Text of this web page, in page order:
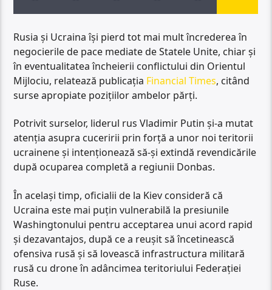
Rusia și Ucraina își pierd tot mai mult încrederea în
negocierile de pace mediate de Statele Unite, chiar și
în eventualitatea încheierii conflictului din Orientul
Mijlociu, relatează publicația Financial Times, citând
surse apropiate pozițiilor ambelor părți.
Potrivit surselor, liderul rus Vladimir Putin și-a mutat
atenția asupra cuceririi prin forță a unor noi teritorii
ucrainene și intenționează să-și extindă revendicările
după ocuparea completă a regiunii Donbas.
În același timp, oficialii de la Kiev consideră că
Ucraina este mai puțin vulnerabilă la presiunile
Washingtonului pentru acceptarea unui acord rapid
și dezavantajos, după ce a reușit să încetinească
ofensiva rusă și să lovească infrastructura militară
rusă cu drone în adâncimea teritoriului Federației
Ruse.